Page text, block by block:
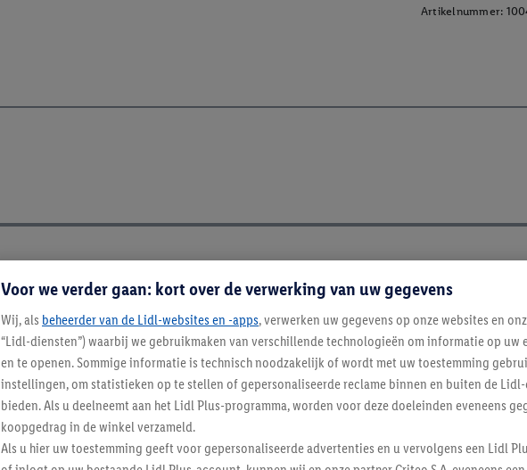
Artikelnummer:
Blijf op de
Voor we verder gaan: kort over de verwerking van uw gegevens
Wij, als beheerder van de Lidl-websites en -apps, verwerken uw gegevens op onze websites en
“Lidl-diensten”) waarbij we gebruikmaken van verschillende technologieën om informatie op uw
en te openen. Sommige informatie is technisch noodzakelijk of wordt met uw toestemming
instellingen, om statistieken op te stellen of gepersonaliseerde reclame binnen en buiten de
bieden. Als u deelneemt aan het Lidl Plus-programma, worden voor deze doeleinden eveneens
koopgedrag in de winkel verzameld.
Als u hier uw toestemming geeft voor gepersonaliseerde advertenties en u vervolgens een Lidl